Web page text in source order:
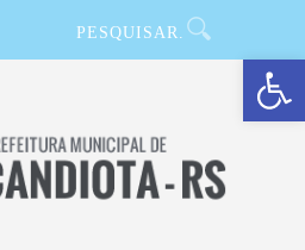
Barra de Ferramentas Aberta